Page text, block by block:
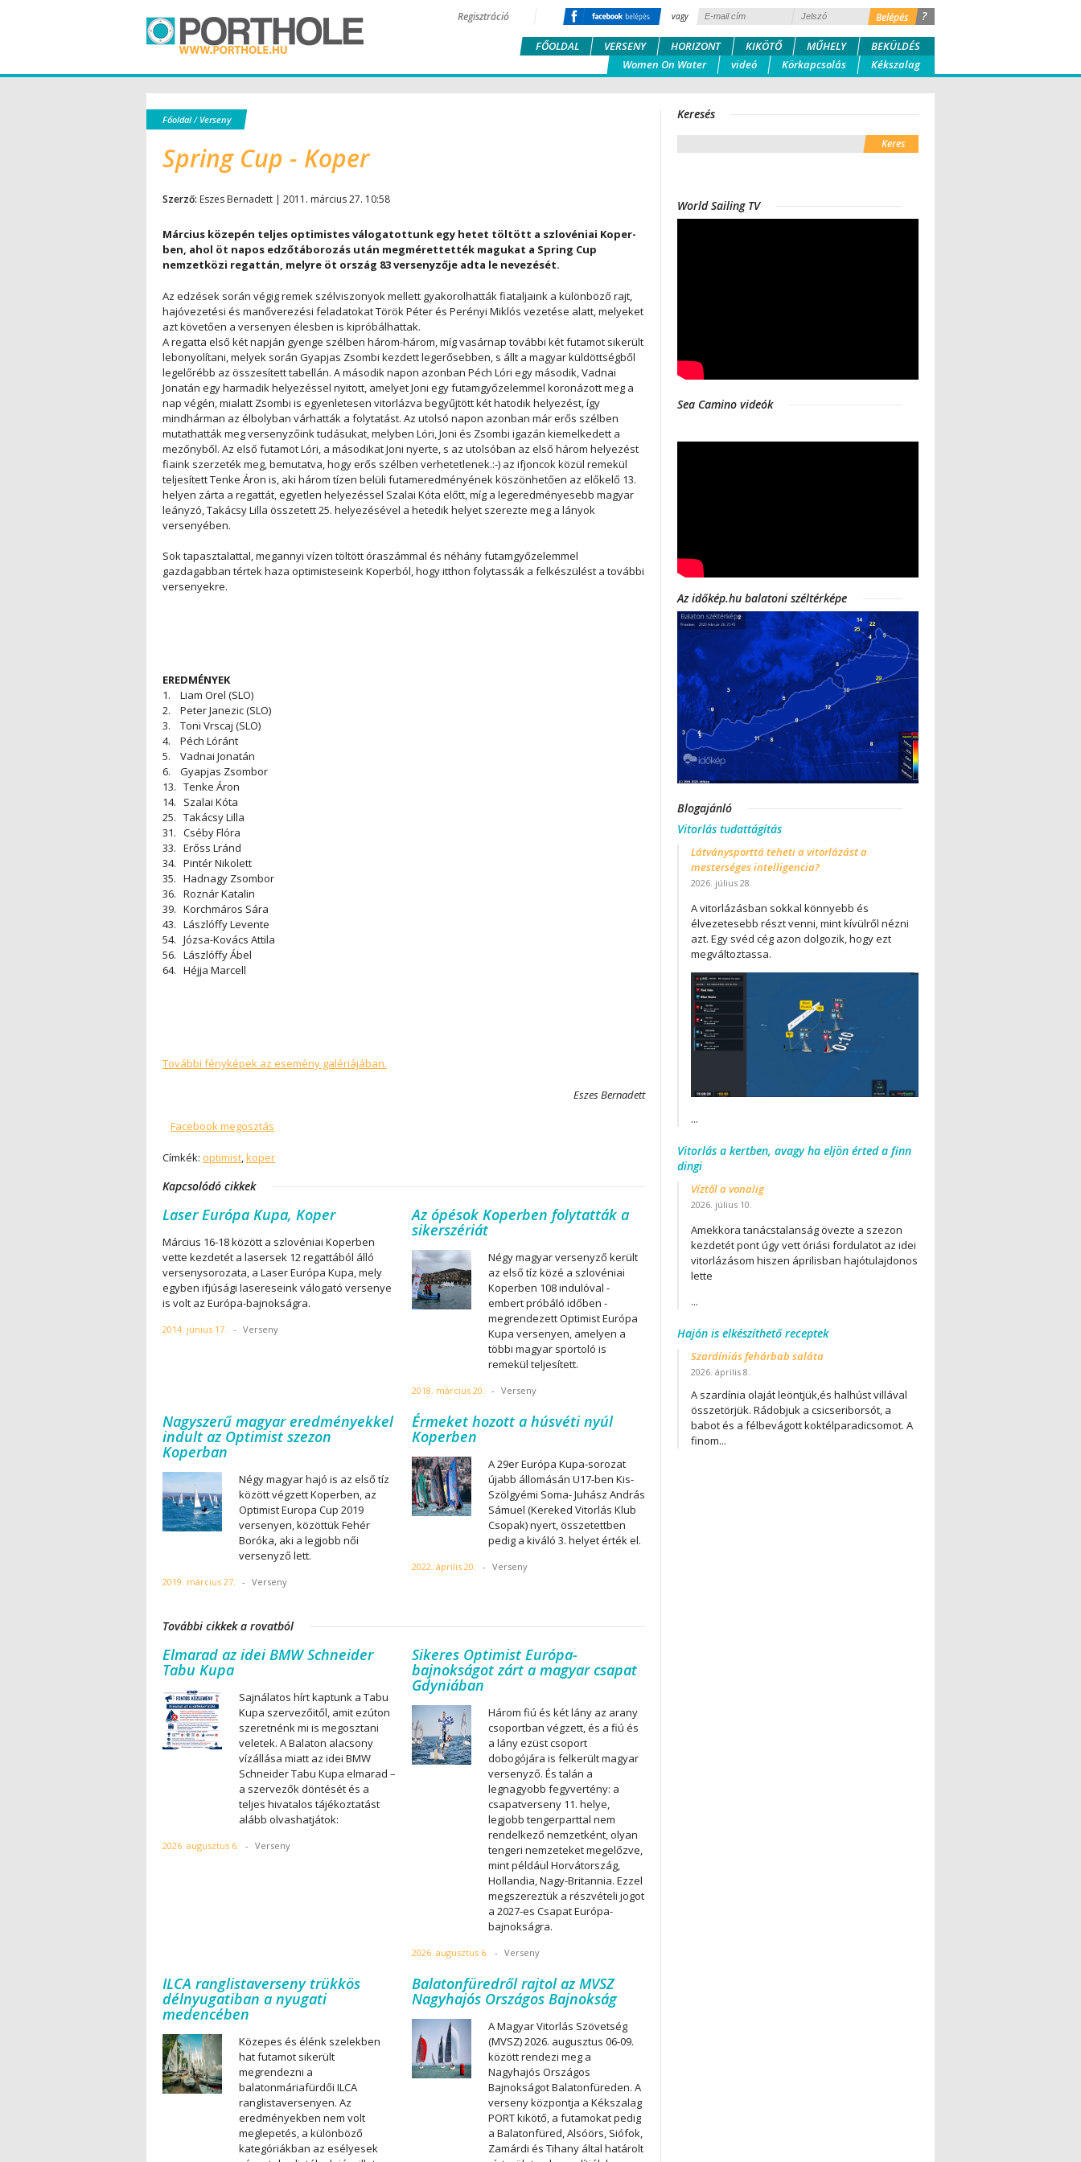
?
vagy
Regisztráció
FŐOLDAL VERSENY HORIZONT KIKÖTŐ MŰHELY
BEKÜLDÉS
Women On Water
videó Körkapcsolás Kékszalag
Főoldal/ Verseny
Spring Cup - Koper
Szerző: Eszes Bernadett | 2011. március 27. 10:58
Március közepén teljes optimistes válogatottunk egy hetet töltött a szlovéniai Koper-
ben, ahol öt napos edzőtáborozás után megmérettették magukat a Spring Cup
nemzetközi regattán, melyre öt ország 83 versenyzője adta le nevezését.
Az edzések során végig remek szélviszonyok mellett gyakorolhatták fiataljaink a különböző rajt,
hajóvezetési és manőverezési feladatokat Török Péter és Perényi Miklós vezetése alatt, melyeket
azt követően a versenyen élesben is kipróbálhattak.
A regatta első két napján gyenge szélben három-három, míg vasárnap további két futamot sikerült
lebonyolítani, melyek során Gyapjas Zsombi kezdett legerősebben, s állt a magyar küldöttségből
legelőrébb az összesített tabellán. A második napon azonban Péch Lóri egy második, Vadnai
Jonatán egy harmadik helyezéssel nyitott, amelyet Joni egy futamgyőzelemmel koronázott meg a
nap végén, mialatt Zsombi is egyenletesen vitorlázva begyűjtött két hatodik helyezést, így
mindhárman az élbolyban várhatták a folytatást. Az utolsó napon azonban már erős szélben
mutathatták meg versenyzőink tudásukat, melyben Lóri, Joni és Zsombi igazán kiemelkedett a
mezőnyből. Az első futamot Lóri, a másodikat Joni nyerte, s az utolsóban az első három helyezést
fiaink szerzeték meg, bemutatva, hogy erős szélben verhetetlenek.:-) az ifjoncok közül remekül
teljesített Tenke Áron is, aki három tízen belüli futameredményének köszönhetően az előkelő 13.
helyen zárta a regattát, egyetlen helyezéssel Szalai Kóta előtt, míg a legeredményesebb magyar
leányzó, Takácsy Lilla összetett 25. helyezésével a hetedik helyet szerezte meg a lányok
versenyében.
Sok tapasztalattal, megannyi vízen töltött óraszámmal és néhány futamgyőzelemmel
gazdagabban tértek haza optimisteseink Koperból, hogy itthon folytassák a felkészülést a további
versenyekre.
EREDMÉNYEK
1. Liam Orel (SLO)
2. Peter Janezic (SLO)
3. Toni Vrscaj (SLO)
4. Péch Lóránt
5. Vadnai Jonatán
6. Gyapjas Zsombor
13. Tenke Áron
14. Szalai Kóta
25. Takácsy Lilla
31. Cséby Flóra
33. Erőss Lránd
34. Pintér Nikolett
35. Hadnagy Zsombor
36. Roznár Katalin
39. Korchmáros Sára
43. Lászlóffy Levente
54. Józsa-Kovács Attila
56. Lászlóffy Ábel
64. Héjja Marcell
További fényképek az esemény galériájában.
Eszes Bernadett
Facebook megosztás
Címkék: optimist,koper
Kapcsolódó cikkek
Laser Európa Kupa, Koper
Március 16-18 között a szlovéniai Koperben
vette kezdetét a lasersek 12 regattából álló
versenysorozata, a Laser Európa Kupa, mely
egyben ifjúsági lasereseink válogató versenye
is volt az Európa-bajnokságra.
2014. június 17. - Verseny
Az ópésok Koperben folytatták a
sikerszériát
Négy magyar versenyző került
az első tíz közé a szlovéniai
Koperben 108 indulóval -
embert próbáló időben -
megrendezett Optimist Európa
Kupa versenyen, amelyen a
többi magyar sportoló is
remekül teljesített.
2018. március 20. - Verseny
Nagyszerű magyar eredményekkel
indult az Optimist szezon
Koperban
Négy magyar hajó is az első tíz
között végzett Koperben, az
Optimist Europa Cup 2019
versenyen, közöttük Fehér
Boróka, aki a legjobb női
versenyző lett.
2019. március 27. - Verseny
Érmeket hozott a húsvéti nyúl
Koperben
A 29er Európa Kupa-sorozat
újabb állomásán U17-ben Kis-
Szölgyémi Soma- Juhász András
Sámuel (Kereked Vitorlás Klub
Csopak) nyert, összetettben
pedig a kiváló 3. helyet érték el.
2022. április 20. - Verseny
További cikkek a rovatból
Elmarad az idei BMW Schneider
Tabu Kupa
Sajnálatos hírt kaptunk a Tabu
Kupa szervezőitől, amit ezúton
szeretnénk mi is megosztani
veletek. A Balaton alacsony
vízállása miatt az idei BMW
Schneider Tabu Kupa elmarad –
a szervezők döntését és a
teljes hivatalos tájékoztatást
alább olvashatjátok:
2026. augusztus 6. - Verseny
Sikeres Optimist Európa-
bajnokságot zárt a magyar csapat
Gdyniában
Három fiú és két lány az arany
csoportban végzett, és a fiú és
a lány ezüst csoport
dobogójára is felkerült magyar
versenyző. És talán a
legnagyobb fegyvertény: a
csapatverseny 11. helye,
legjobb tengerparttal nem
rendelkező nemzetként, olyan
tengeri nemzeteket megelőzve,
mint például Horvátország,
Hollandia, Nagy-Britannia. Ezzel
megszereztük a részvételi jogot
a 2027-es Csapat Európa-
bajnokságra.
2026. augusztus 6. - Verseny
ILCA ranglistaverseny trükkös
délnyugatiban a nyugati
medencében
Közepes és élénk szelekben
hat futamot sikerült
megrendezni a
balatonmáriafürdői ILCA
ranglistaversenyen. Az
eredményekben nem volt
meglepetés, a különböző
kategóriákban az esélyesek
Balatonfüredről rajtol az MVSZ
Nagyhajós Országos Bajnokság
A Magyar Vitorlás Szövetség
(MVSZ) 2026. augusztus 06-09.
között rendezi meg a
Nagyhajós Országos
Bajnokságot Balatonfüreden. A
verseny központja a Kékszalag
PORT kikötő, a futamokat pedig
a Balatonfüred, Alsóörs, Siófok,
Zamárdi és Tihany által határolt
Keresés
World Sailing TV
Sea Camino videók
Az időkép.hu balatoni széltérképe
Blogajánló
Vitorlás tudattágítás
Látványsporttá teheti a vitorlázást a
mesterséges intelligencia?
2026. július 28.
A vitorlázásban sokkal könnyebb és
élvezetesebb részt venni, mint kívülről nézni
azt. Egy svéd cég azon dolgozik, hogy ezt
megváltoztassa.
...
Vitorlás a kertben, avagy ha eljön érted a finn
dingi
Víztől a vonalig
2026. július 10.
Amekkora tanácstalanság övezte a szezon
kezdetét pont úgy vett óriási fordulatot az idei
vitorlázásom hiszen áprilisban hajótulajdonos
lette
...
Hajón is elkészíthető receptek
Szardíniás fehárbab saláta
2026. április 8.
A szardínia olaját leöntjük,és halhúst villával
összetörjük. Rádobjuk a csicseriborsót, a
babot és a félbevágott koktélparadicsomot. A
finom...